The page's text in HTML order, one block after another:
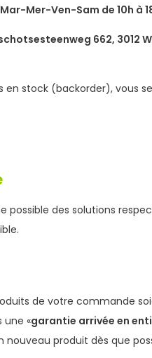
Mer-Ven-Sam de 10h à
662, 3012
stock (backorder), vous
possible des solutions
de votre commande
une «garantie arrivée en
produit dès que